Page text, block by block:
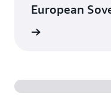
European